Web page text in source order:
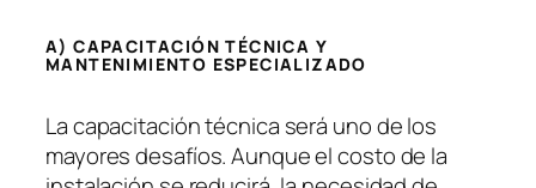
A) CAPACITACIÓN TÉCNICA Y
MANTENIMIENTO ESPECIALIZADO
La capacitación técnica será uno de los
mayores desafíos. Aunque el costo de la